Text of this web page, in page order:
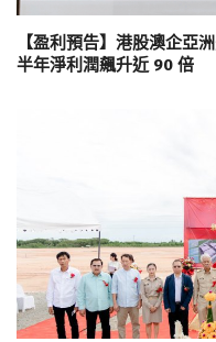
【盈利預告】港股澳企亞
半年淨利潤飆升近 90 倍